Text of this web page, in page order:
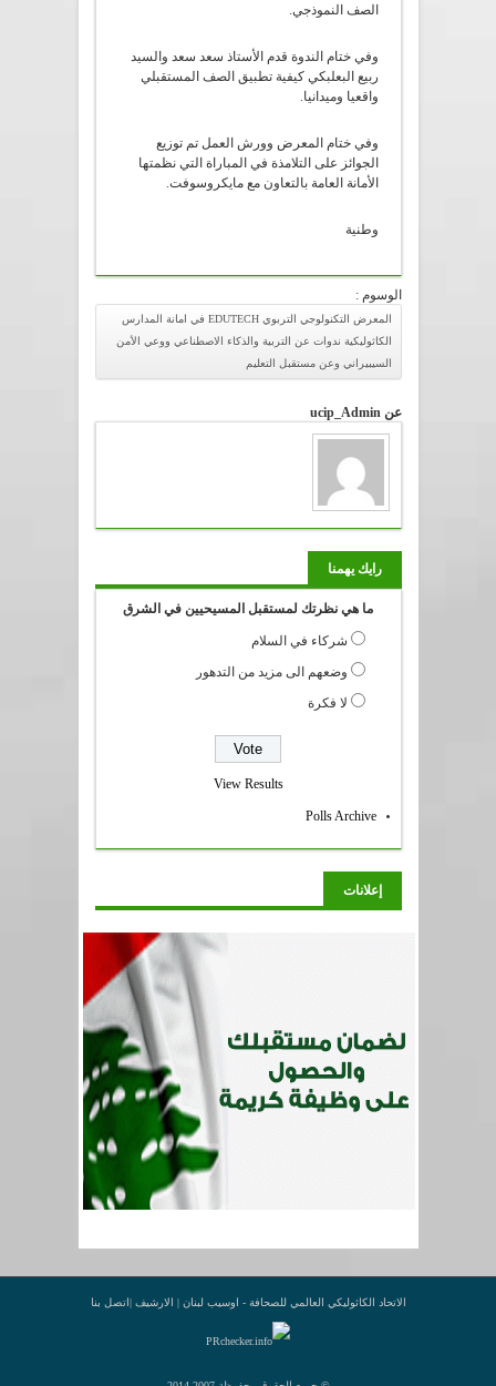
الصف النموذجي.
وفي ختام الندوة قدم الأستاذ سعد سعد والسيد
ربيع البعلبكي كيفية تطبيق الصف المستقبلي
واقعيا وميدانيا.
وفي ختام المعرض وورش العمل تم توزيع
الجوائز على التلامذة في المباراة التي نظمتها
الأمانة العامة بالتعاون مع مايكروسوفت.
وطنية
الوسوم :
المعرض التكنولوجي التربوي EDUTECH في امانة المدارس
الكاثوليكية ندوات عن التربية والذكاء الاصطناعي ووعي الأمن
السيبيراني وعن مستقبل التعليم
عن ucip_Admin
رايك يهمنا
ما هي نظرتك لمستقبل المسيحيين في الشرق
شركاء في السلام
وضعهم الى مزيد من التدهور
لا فكرة
View Results
Polls Archive
إعلانات
الاتحاد الكاثوليكي العالمي للصحافة - اوسيب لبنان | الارشيف |اتصل بنا